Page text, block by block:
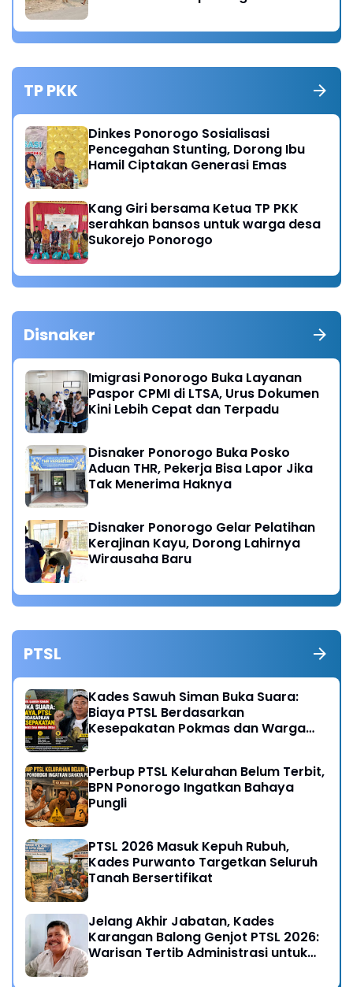
TP PKK
Dinkes Ponorogo Sosialisasi
Pencegahan Stunting, Dorong Ibu
Hamil Ciptakan Generasi Emas
Kang Giri bersama Ketua TP PKK
serahkan bansos untuk warga desa
Sukorejo Ponorogo
Disnaker
Imigrasi Ponorogo Buka Layanan
Paspor CPMI di LTSA, Urus Dokumen
Kini Lebih Cepat dan Terpadu
Disnaker Ponorogo Buka Posko
Aduan THR, Pekerja Bisa Lapor Jika
Tak Menerima Haknya
Disnaker Ponorogo Gelar Pelatihan
Kerajinan Kayu, Dorong Lahirnya
Wirausaha Baru
PTSL
Kades Sawuh Siman Buka Suara:
Biaya PTSL Berdasarkan
Kesepakatan Pokmas dan Warga
Perbup PTSL Kelurahan Belum Terbit,
BPN Ponorogo Ingatkan Bahaya
Pungli
PTSL 2026 Masuk Kepuh Rubuh,
Kades Purwanto Targetkan Seluruh
Tanah Bersertifikat
Jelang Akhir Jabatan, Kades
Karangan Balong Genjot PTSL 2026:
Warisan Tertib Administrasi untuk